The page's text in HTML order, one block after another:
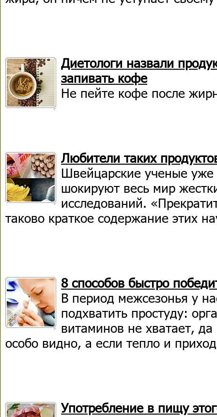
Диетологи назвали
запивать кофе
Не пейте кофе после
Любители таких
Швейцарские ученые уже
шокируют весь мир
исследований.
таково краткое содержание этих
8 способов быстро
В период межсезонья у
подхватить простуду:
витаминов не хватает,
особо видно, а если тепло и
Употребление в пищу